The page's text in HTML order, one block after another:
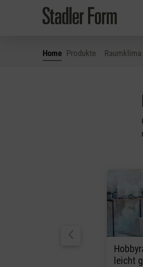
Home Produkte Raumklima
leicht